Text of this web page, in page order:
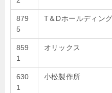
879
5
T＆Dホールディン
859
1
オリックス
630
1
小松製作所